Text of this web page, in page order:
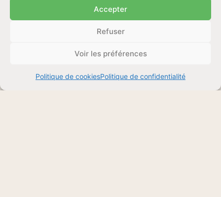
Accepter
Refuser
Voir les préférences
Politique de cookiesPolitique de confidentialité